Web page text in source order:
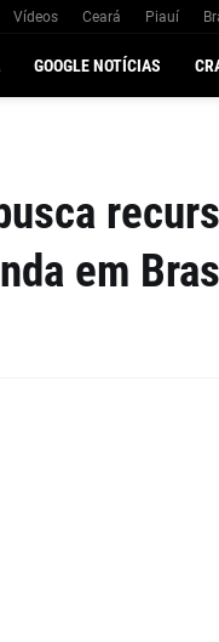
Vídeos Ceará Piauí
GOOGLE NOTÍCIAS
em